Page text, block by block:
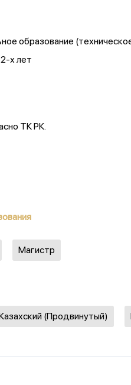
образование
х лет
ТК РК.
Магистр
(Продвинутый)